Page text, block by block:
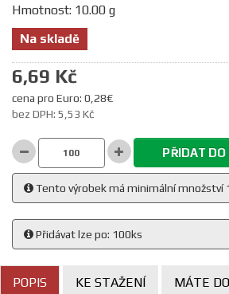
Hmotnost: 10.00 g
Na skladě
6,69 Kč
cena pro Euro: 0,28€
bez DPH: 5,53 Kč
PŘIDAT DO
Tento výrobek má minimální množství
Přidávat lze po: 100ks
POPIS KE STAŽENÍ MÁTE